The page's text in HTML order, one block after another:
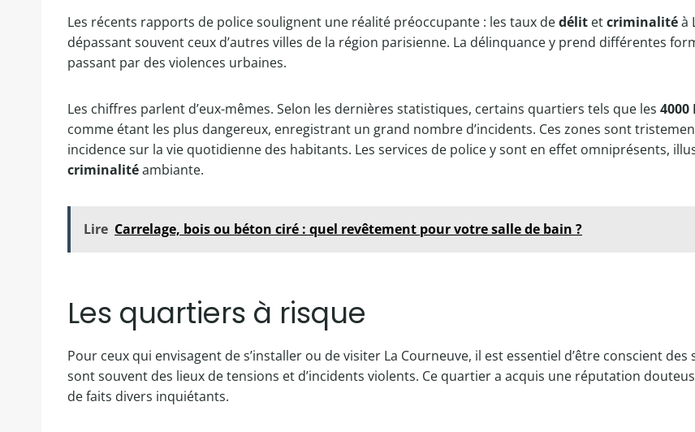
Les récents rapports de police soulignent une réalité préoccupante : les taux dedélit etcriminalitéà
dépassant souvent ceux d’autres villes de la région parisienne. La délinquance y prend différentes
passant par des violences urbaines.
Les chiffres parlent d’eux-mêmes. Selon les dernières statistiques, certains quartiers tels que les 4000
comme étant les plus dangereux, enregistrant un grand nombre d’incidents. Ces zones sont
incidence sur la vie quotidienne des habitants. Les services de police y sont en effet omniprésents,
criminalitéambiante.
Lire Carrelage, bois ou béton ciré : quel revêtement pour votre salle de bain ?
Les quartiers à risque
Pour ceux qui envisagent de s’installer ou de visiter La Courneuve, il est essentiel d’être conscient des
sont souvent des lieux de tensions et d’incidents violents. Ce quartier a acquis une réputation
de faits divers inquiétants.